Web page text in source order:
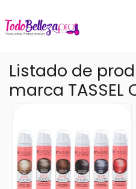
Inicio TASSEL
Listado de
marca TASSEL